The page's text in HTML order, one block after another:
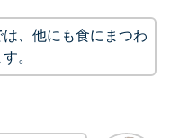
は、他にも食にまつわ
。